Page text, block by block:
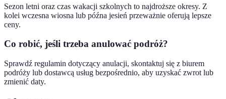
Sezon letni oraz czas wakacji szkolnych to najdroższe okresy. Z
kolei wczesna wiosna lub późna jesień przeważnie oferują lepsze
ceny.
Co robić, jeśli trzeba anulować podróż?
Sprawdź regulamin dotyczący anulacji, skontaktuj się z biurem
podróży lub dostawcą usług bezpośrednio, aby uzyskać zwrot lub
zmienić daty.